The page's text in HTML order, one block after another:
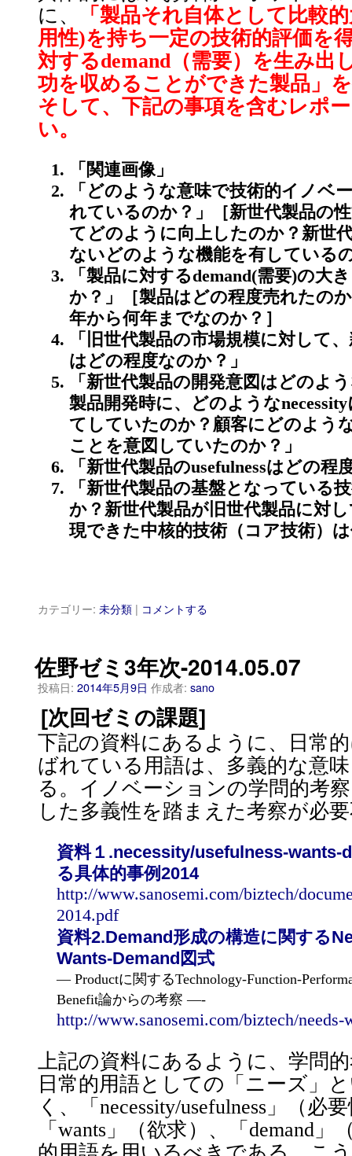
に、
「製品それ自体として比較
用性)を持ち一定の技術的評価を
対するdemand（需要）を生み出
功を収めることができた製品」
そして、下記の事項を含むレポ
い。
「関連画像」
「どのような意味で技術的イノベ
れているのか？」［新世代製品の
てどのように向上したのか？新世
ないどのような機能を有している
「製品に対するdemand(需要)の大
か？」［製品はどの程度売れたの
年から何年までなのか？］
「旧世代製品の市場規模に対して
はどの程度なのか？」
「新世代製品の開発意図はどのよ
製品開発時に、どのような
てしていたのか？顧客にどのよう
ことを意図していたのか？」
「新世代製品のusefulnessはどの程
「新世代製品の基盤となっている
か？新世代製品が旧世代製品に対
現できた中核的技術（コア技術）
カテゴリー: 未分類 | コメントする
佐野ゼミ3年次-2014.05.07
投稿日: 2014年5月9日 作成者: sano
[次回ゼミの課題]
下記の資料にあるように、日常
ばれている用語は、多義的な意
る。イノベーションの学問的考
した多義性を踏まえた考察が必
資料１.necessity/usefulness-wants-
る具体的事例2014
http://www.sanosemi.com/biztech/
2014.pdf
資料2.Demand形成の構造に関する
Wants-Demand図式
— Productに関するTechnology-Function-
Benefit論からの考察 —-
http://www.sanosemi.com/biztech/
上記の資料にあるように、学問
日常的用語としての「ニーズ」
く、「necessity/usefulness」（必
「wants」（欲求）、「demand